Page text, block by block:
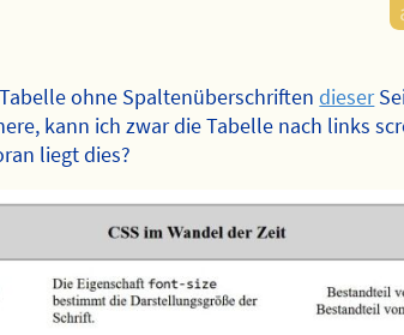
ohne Spaltenüberschriftendieser
kann ich zwar die Tabelle nach links
liegt dies?